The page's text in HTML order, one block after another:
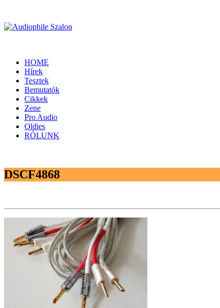
HOME
Hírek
Tesztek
Bemutatók
Cikkek
Zene
Pro Audio
Oldies
RÓLUNK
DSCF4868